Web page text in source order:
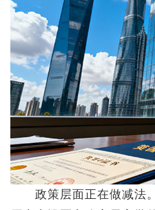
政策层面正在做减法。